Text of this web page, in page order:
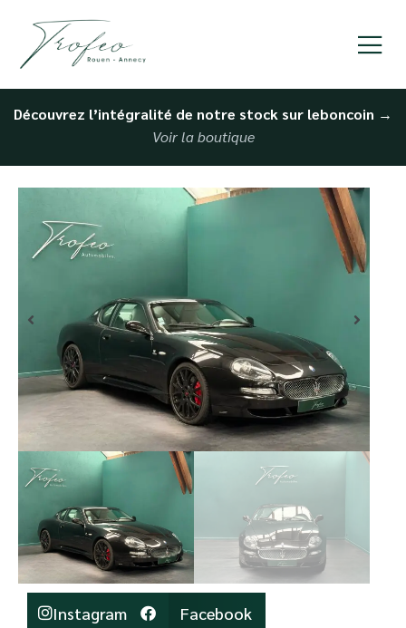
Découvrez l’intégralité de notre stock sur leboncoin →
Voir la boutique
Instagram Facebook